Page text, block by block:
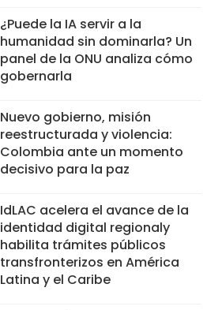
¿Puede la IA servir a la
humanidad sin dominarla? Un
panel de la ONU analiza cómo
gobernarla
Nuevo gobierno, misión
reestructurada y violencia:
Colombia ante un momento
decisivo para la paz
IdLAC acelera el avance de la
identidad digital regionaly
habilita trámites públicos
transfronterizos en América
Latina y el Caribe